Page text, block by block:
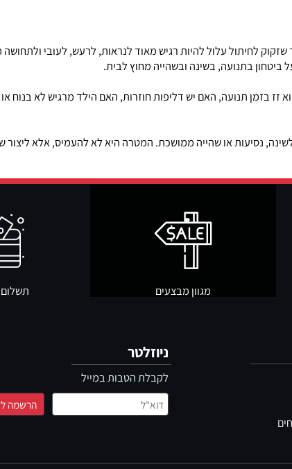
בתנועה, בשינה ובשהייה מחוץ לבית.
נסיעות או שהייה ממושכת. המטרה היא לא להעמיס, אלא ליצור
ניוזלטר